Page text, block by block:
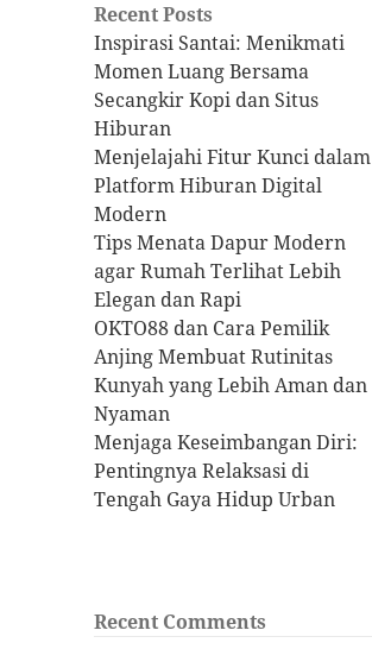
Recent Posts
Inspirasi Santai: Menikmati
Momen Luang Bersama
Secangkir Kopi dan Situs
Hiburan
Menjelajahi Fitur Kunci dalam
Platform Hiburan Digital
Modern
Tips Menata Dapur Modern
agar Rumah Terlihat Lebih
Elegan dan Rapi
OKTO88 dan Cara Pemilik
Anjing Membuat Rutinitas
Kunyah yang Lebih Aman dan
Nyaman
Menjaga Keseimbangan Diri:
Pentingnya Relaksasi di
Tengah Gaya Hidup Urban
Recent Comments